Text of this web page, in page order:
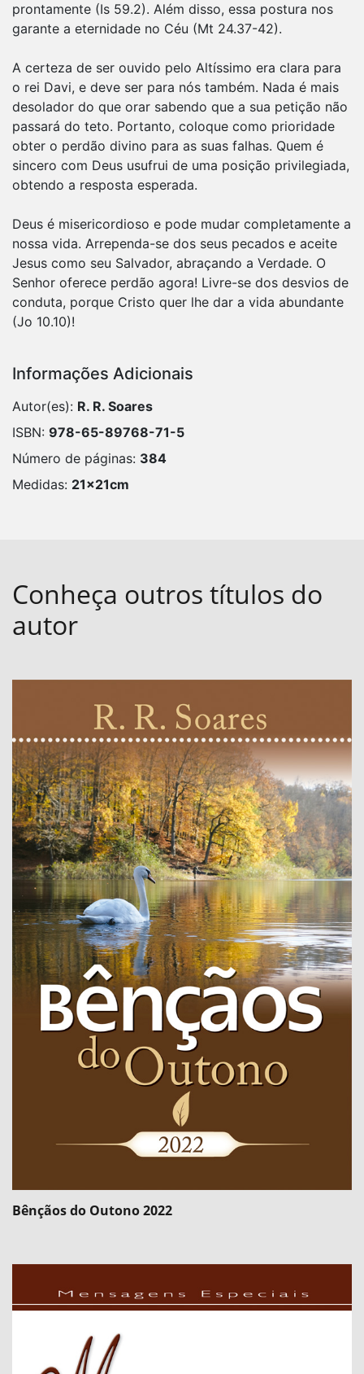
prontamente (Is 59.2). Além disso, essa postura nos
garante a eternidade no Céu (Mt 24.37-42).
A certeza de ser ouvido pelo Altíssimo era clara para
o rei Davi, e deve ser para nós também. Nada é mais
desolador do que orar sabendo que a sua petição não
passará do teto. Portanto, coloque como prioridade
obter o perdão divino para as suas falhas. Quem é
sincero com Deus usufrui de uma posição privilegiada,
obtendo a resposta esperada.
Deus é misericordioso e pode mudar completamente a
nossa vida. Arrependa-se dos seus pecados e aceite
Jesus como seu Salvador, abraçando a Verdade. O
Senhor oferece perdão agora! Livre-se dos desvios de
conduta, porque Cristo quer lhe dar a vida abundante
(Jo 10.10)!
Informações Adicionais
Autor(es): R. R. Soares
ISBN: 978-65-89768-71-5
Número de páginas: 384
Medidas: 21x21cm
Conheça outros títulos do
autor
Bênçãos do Outono 2022